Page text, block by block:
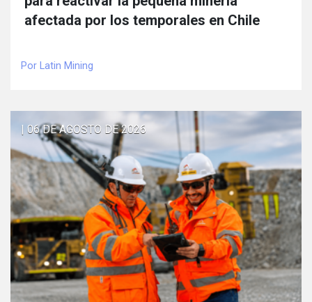
afectada por los temporales en Chile
Por Latin Mining
| 06 DE AGOSTO DE 2026